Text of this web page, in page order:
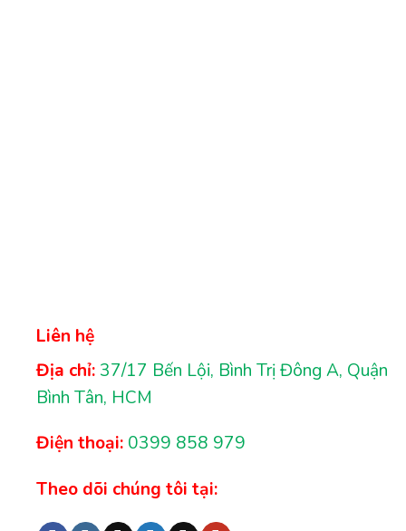
Liên hệ
Địa chỉ: 37/17 Bến Lội, Bình Trị Đông A, Quận
Bình Tân, HCM
Điện thoại: 0399 858 979
Theo dõi chúng tôi tại: